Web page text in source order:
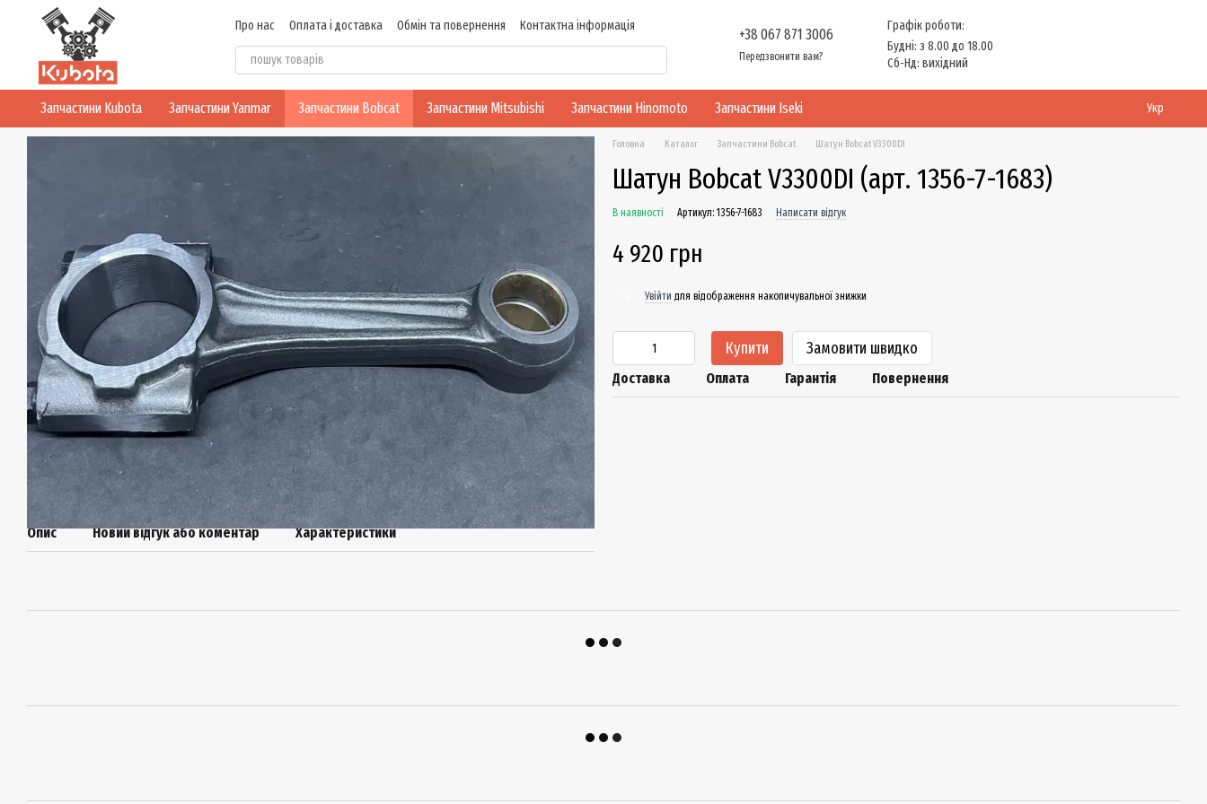
Перейти до основного контенту
Про нас Оплата і доставка Обмін та повернення
Контактна інформація
Блог
Політика конфіденційності
+38 067 871 3006
Передзвонити вам?
Графік роботи:
Будні: з 8.00 до 18.00
Сб-Нд: вихідний
Запчастини Kubota Запчастини Yanmar Запчастини Bobcat Запчастини Mitsubishi Запчастини Hinomoto Запчастини Iseki Укр
Опис Новий відгук або коментар Характеристики
Головна Каталог Запчастини Bobcat Шатун Bobcat V3300DI
Шатун Bobcat V3300DI (арт. 1356-7-1683)
В наявності Артикул: 1356-7-1683 Написати відгук
4 920 грн
Увійти для відображення накопичувальної знижки
Купити Замовити швидко
Доставка Оплата Гарантія Повернення